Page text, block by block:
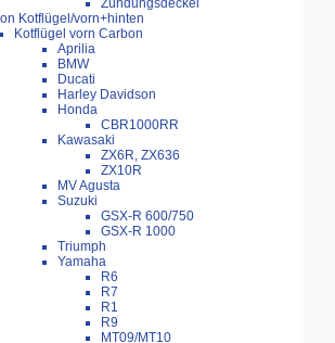
Zündungsdeckel
Kotflügel/vorn+hinten
Kotflügel vorn Carbon
Aprilia
BMW
Ducati
Harley Davidson
Honda
CBR1000RR
Kawasaki
ZX6R, ZX636
ZX10R
MV Agusta
Suzuki
GSX-R 600/750
GSX-R 1000
Triumph
Yamaha
R6
R7
R1
R9
MT09/MT10